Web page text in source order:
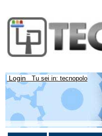
Login Tu sei in: tecnopolo